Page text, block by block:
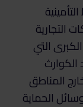
التجارية
التي
المناطق
الحماية